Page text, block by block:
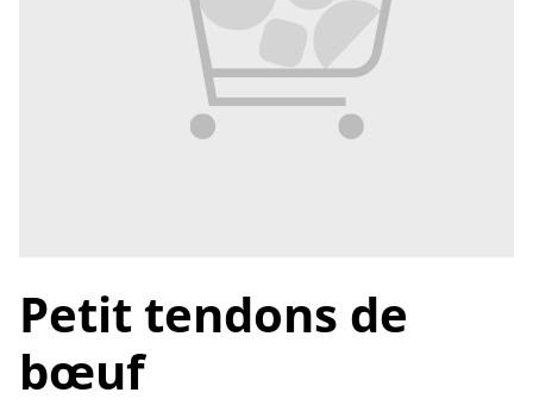
Petit tendons de
bœuf